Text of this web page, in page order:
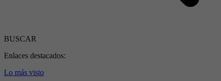
BUSCAR
Enlaces destacados:
Lo más visto